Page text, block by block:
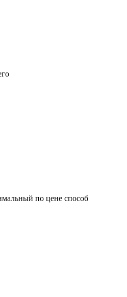
по цене способ